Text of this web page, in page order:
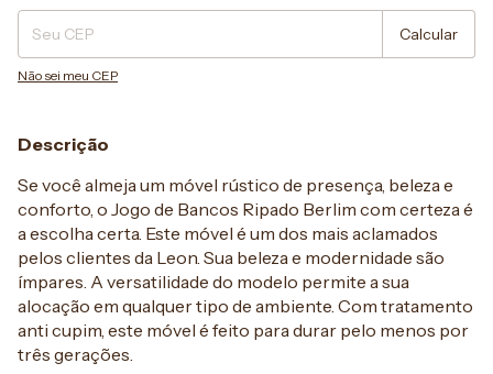
Calcular
Não sei meu CEP
Descrição
Se você almeja um móvel rústico de presença, beleza e
conforto, o Jogo de Bancos Ripado Berlim com certeza é
a escolha certa. Este móvel é um dos mais aclamados
pelos clientes da Leon. Sua beleza e modernidade são
ímpares. A versatilidade do modelo permite a sua
alocação em qualquer tipo de ambiente. Com tratamento
anti cupim, este móvel é feito para durar pelo menos por
três gerações.